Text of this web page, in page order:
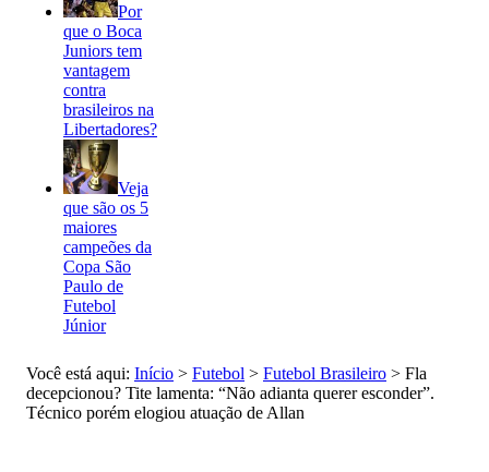
Por
que o Boca
Juniors tem
vantagem
contra
brasileiros na
Libertadores?
Veja
que são os 5
maiores
campeões da
Copa São
Paulo de
Futebol
Júnior
Você está aqui: Início > Futebol > Futebol Brasileiro > Fla
decepcionou? Tite lamenta: “Não adianta querer esconder”.
Técnico porém elogiou atuação de Allan